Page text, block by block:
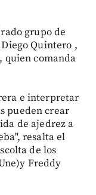
grupo de
Quintero ,
quien comanda
e interpretar
pueden crear
de ajedrez a
resalta el
de los
Freddy